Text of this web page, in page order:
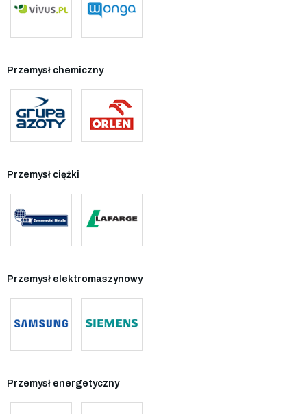
Przemysł chemiczny
Przemysł ciężki
Przemysł elektromaszynowy
Przemysł energetyczny